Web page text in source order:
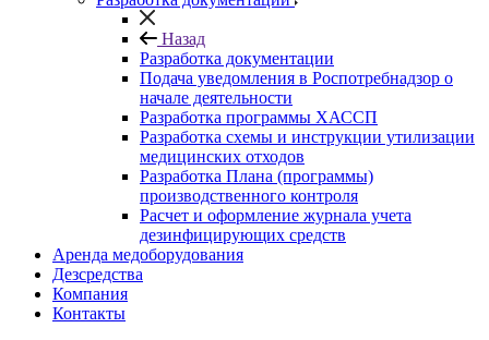
Назад
Разработка документации
Подача уведомления в Роспотребнадзор о
начале деятельности
Разработка программы ХАССП
Разработка схемы и инструкции утилизации
медицинских отходов
Разработка Плана (программы)
производственного контроля
Расчет и оформление журнала учета
дезинфицирующих средств
Аренда медоборудования
Дезсредства
Компания
Контакты